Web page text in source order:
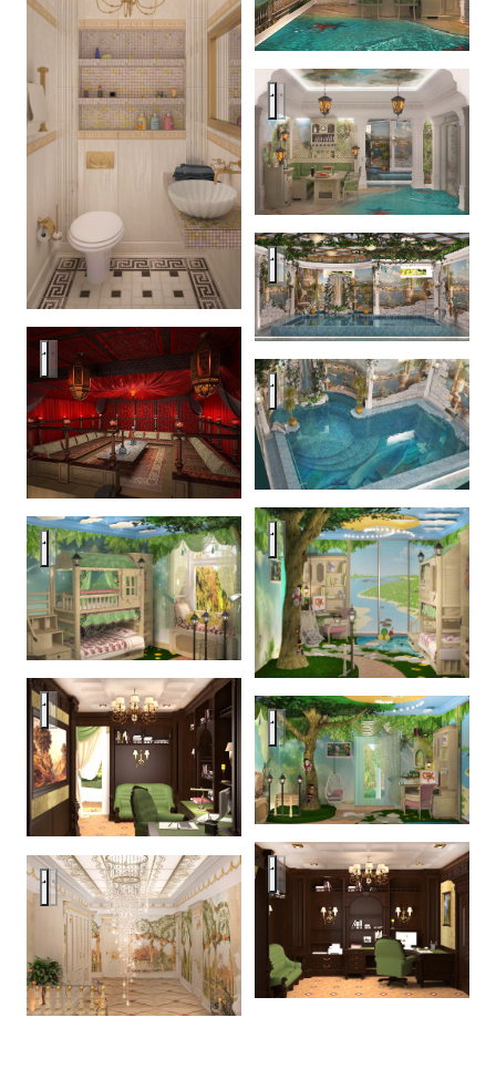
Дворцовая классика
Дворцовая классика
Дворцовая классика
Дворцовая классика
Дворцовая классика
Дворцовая классика
Дворцовая классика
Дворцовая классика
Дворцовая классика
Дворцовая классика